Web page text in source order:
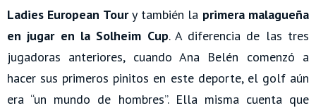
Ladies European Toury también la primera malagueña
en jugar en la Solheim Cup. A diferencia de las tres
jugadoras anteriores, cuando Ana Belén comenzó a
hacer sus primeros pinitos en este deporte, el golf aún
era “un mundo de hombres”. Ella misma cuenta que